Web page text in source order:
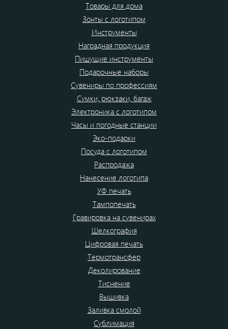
Товары для дома
Зонты с логотипом
Инструменты
Наградная продукция
Пишущие инструменты
Подарочные наборы
Сувениры по профессиям
Сумки, рюкзаки, багаж
Электроника с логотипом
Часы и погодные станции
Эко-подарки
Посуда с логотипом
Распродажа
Нанесение логотипа
УФ печать
Тампопечать
Гравировка на сувенирах
Шелкография
Цифровая печать
Термотрансфер
Деколирование
Тиснение
Вышивка
Заливка смолой
Сублимация